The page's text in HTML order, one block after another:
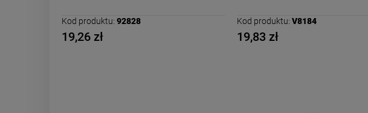
Kod produktu: 92828
19,26 zł
Kod produktu: V8184
19,83 zł